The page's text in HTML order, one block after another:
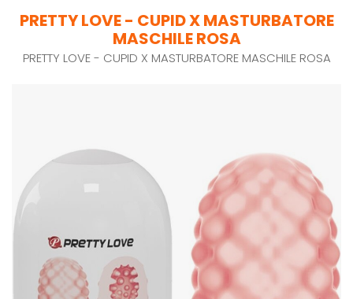
PRETTY LOVE - CUPID X MASTURBATORE
MASCHILE ROSA
PRETTY LOVE - CUPID X MASTURBATORE MASCHILE ROSA